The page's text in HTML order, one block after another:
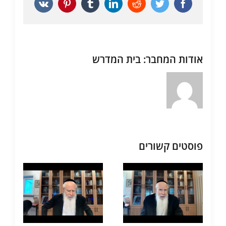
Facebook
Twitter
Reddit
LinkedIn
Tumblr
Pinterest
Vk
אודות המחבר: בית המדרש
פוסטים קשורים